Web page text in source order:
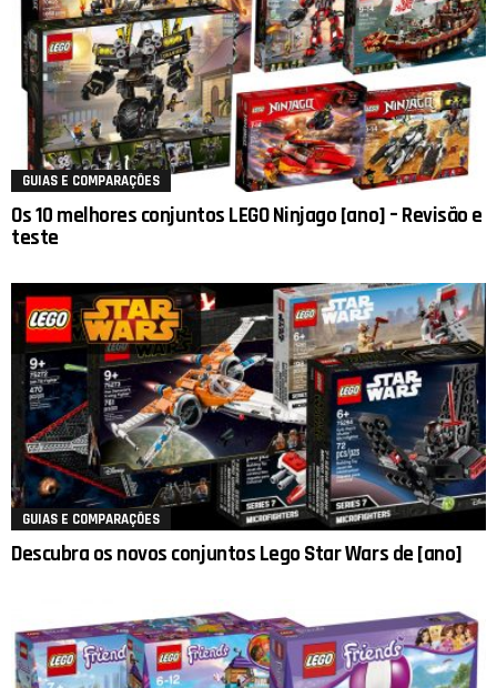
GUIAS E COMPARAÇÕES
Os 10 melhores conjuntos LEGO Ninjago [ano] – Revisão e
teste
GUIAS E COMPARAÇÕES
Descubra os novos conjuntos Lego Star Wars de [ano]